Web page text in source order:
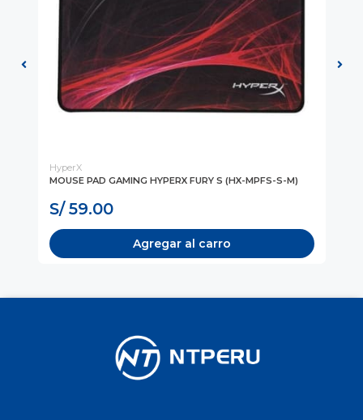
HyperX
MOUSE PAD GAMING HYPERX FURY S (HX-MPFS-S-M)
S/ 59.00
Agregar al carro